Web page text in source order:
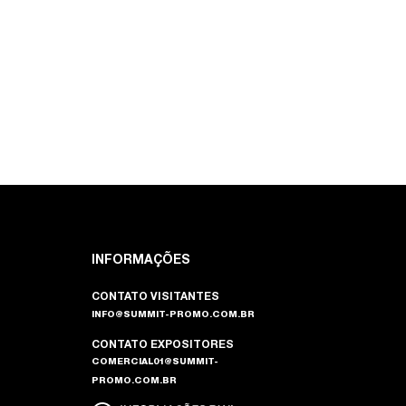
INFORMAÇÕES
CONTATO VISITANTES
INFO@SUMMIT-PROMO.COM.BR
CONTATO EXPOSITORES
COMERCIAL01@SUMMIT-
PROMO.COM.BR